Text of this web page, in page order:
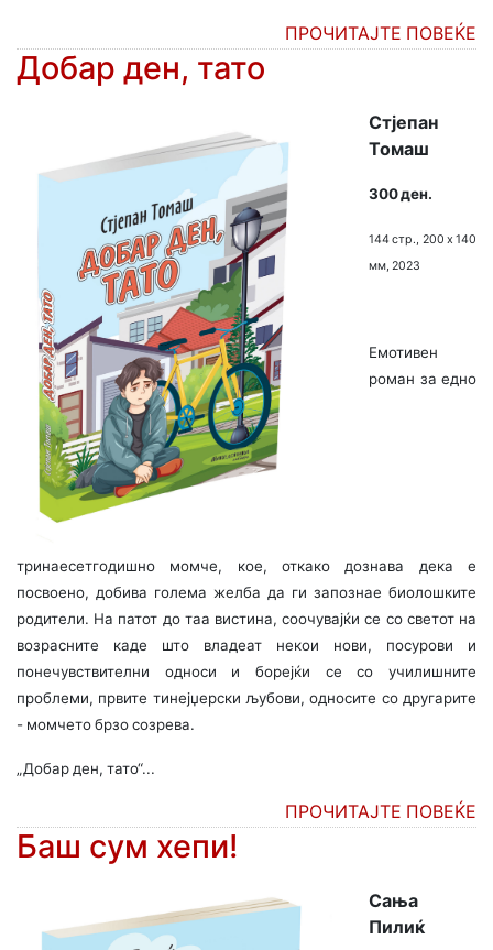
ПРОЧИТАЈТЕ ПОВЕЌЕ
Добар ден, тато
Стјепан
Томаш
300 ден.
144 стр., 200 х 140
мм, 2023
Емотивен
роман за едно
тринаесетгодишно момче, кое, откако дознава дека е
посвоено, добива голема желба да ги запознае биолошките
родители. На патот до таа вистина, соочувајќи се со светот на
возрасните каде што владеат некои нови, посурови и
понечувствителни односи и борејќи се со училишните
проблеми, првите тинејџерски љубови, односите со другарите
- момчето брзо созрева.
„Добар ден, тато“...
ПРОЧИТАЈТЕ ПОВЕЌЕ
Баш сум хепи!
Сања
Пилиќ